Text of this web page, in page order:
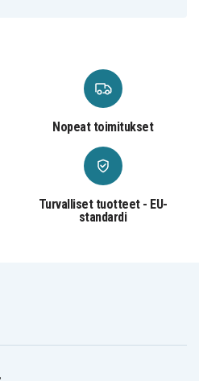
Nopeat toimitukset
Turvalliset tuotteet - EU-
standardi